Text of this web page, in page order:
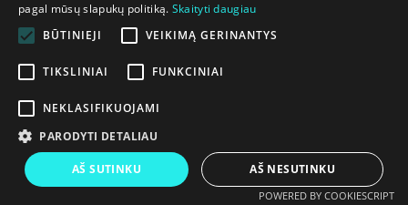
pagal mūsų slapukų politiką. Skaityti daugiau
BŪTINIEJI
VEIKIMĄ GERINANTYS
TIKSLINIAI FUNKCINIAI
NEKLASIFIKUOJAMI
PARODYTI DETALIAU
AŠ SUTINKU AŠ NESUTINKU
POWERED BY COOKIESCRIPT